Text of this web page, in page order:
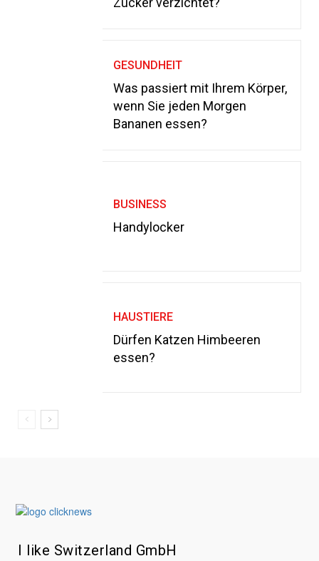
GESUNDHEIT
Was passiert mit Ihrem Körper,
wenn Sie jeden Morgen
Bananen essen?
BUSINESS
Handylocker
HAUSTIERE
Dürfen Katzen Himbeeren
essen?
I like Switzerland GmbH